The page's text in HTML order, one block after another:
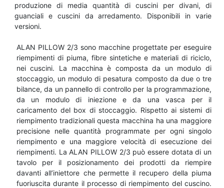
produzione di media quantità di cuscini per divani, di
guanciali e cuscini da arredamento. Disponibili in varie
versioni.
ALAN PILLOW 2/3 sono macchine progettate per eseguire
riempimenti di piuma, fibre sintetiche e materiali di riciclo,
nei cuscini. La macchina è composta da un modulo di
stoccaggio, un modulo di pesatura composto da due o tre
bilance, da un pannello di controllo per la programmazione,
da un modulo di iniezione e da una vasca per il
caricamento del box di stoccaggio. Rispetto ai sistemi di
riempimento tradizionali questa macchina ha una maggiore
precisione nelle quantità programmate per ogni singolo
riempimento e una maggiore velocità di esecuzione dei
riempimenti. La ALAN PILLOW 2/3 può essere dotata di un
tavolo per il posizionamento dei prodotti da riempire
davanti all’iniettore che permette il recupero della piuma
fuoriuscita durante il processo di riempimento del cuscino.